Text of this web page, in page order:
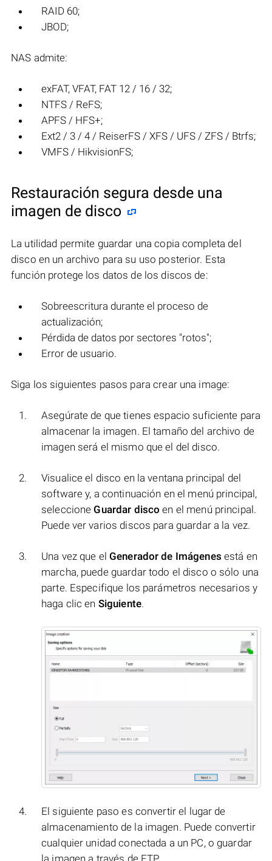
RAID 60;
JBOD;
NAS admite:
exFAT, VFAT, FAT 12 / 16 / 32;
NTFS / ReFS;
APFS / HFS+;
Ext2 / 3 / 4 / ReiserFS / XFS / UFS / ZFS / Btrfs;
VMFS / HikvisionFS;
Restauración segura desde una
imagen de disco
La utilidad permite guardar una copia completa del
disco en un archivo para su uso posterior. Esta
función protege los datos de los discos de:
Sobreescritura durante el proceso de
actualización;
Pérdida de datos por sectores "rotos";
Error de usuario.
Siga los siguientes pasos para crear una image:
Asegúrate de que tienes espacio suficiente para
almacenar la imagen. El tamaño del archivo de
imagen será el mismo que el del disco.
Visualice el disco en la ventana principal del
software y, a continuación en el menú principal,
seleccioneGuardar disco en el menú principal.
Puede ver varios discos para guardar a la vez.
Una vez que el Generador de Imágenes está en
marcha, puede guardar todo el disco o sólo una
parte. Especifique los parámetros necesarios y
haga clic en Siguiente.
El siguiente paso es convertir el lugar de
almacenamiento de la imagen. Puede convertir
cualquier unidad conectada a un PC, o guardar
la imagen a través de FTP.